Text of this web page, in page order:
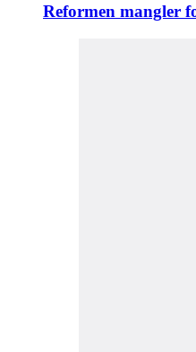
Reformen mangler